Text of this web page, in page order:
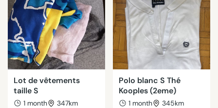
Lot de vêtements
taille S
1 month 347km
Polo blanc S Thé
Kooples (2eme)
1 month 345km